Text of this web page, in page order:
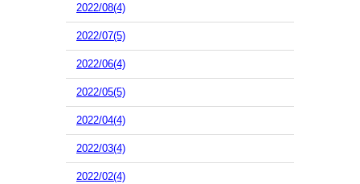
2022/08(4)
2022/07(5)
2022/06(4)
2022/05(5)
2022/04(4)
2022/03(4)
2022/02(4)